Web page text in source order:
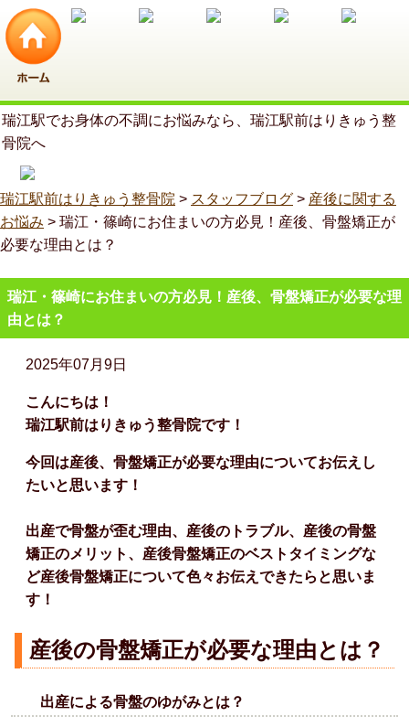
瑞江駅でお身体の不調にお悩みなら、瑞江駅前はりきゅう整
骨院へ
瑞江駅前はりきゅう整骨院 > スタッフブログ > 産後に関する
お悩み > 瑞江・篠崎にお住まいの方必見！産後、骨盤矯正が
必要な理由とは？
瑞江・篠崎にお住まいの方必見！産後、骨盤矯正が必要な理
由とは？
2025年07月9日
こんにちは！
瑞江駅前はりきゅう整骨院です！
今回は産後、骨盤矯正が必要な理由についてお伝えし
たいと思います！
出産で骨盤が歪む理由、産後のトラブル、産後の骨盤
矯正のメリット、 産後骨盤矯正のベストタイミングな
ど産後骨盤矯正について色々お伝えできたらと思いま
す！
産後の骨盤矯正が必要な理由とは？
出産による骨盤のゆがみとは？